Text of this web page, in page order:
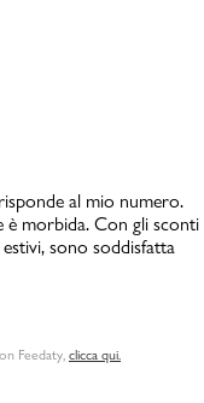
al mio numero.
è morbida. Con gli sconti
sono soddisfatta
Feedaty clicca qui.